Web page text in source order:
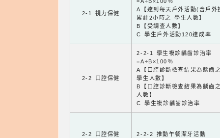
2-1 視力保健
A【達到每天戶外活動(含戶外
累計2小時之 學生人數】
B【受調查人數】
C 學生戶外活動120達成率
2-2 口腔保健
2-2-1 學生複診齲齒診治率
=A÷B×100％
A【口腔診斷檢查結果為齲齒
學生人數】
B【口腔診斷檢查結果為齲齒
人數】
C 學生複診齲齒診治率
2-2 口腔保健 2-2-2 推動午餐潔牙活動